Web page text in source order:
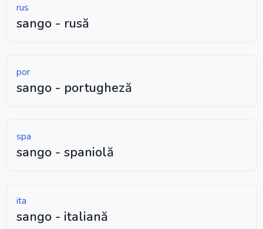
rus
sango - rusă
por
sango - portugheză
spa
sango - spaniolă
ita
sango - italiană